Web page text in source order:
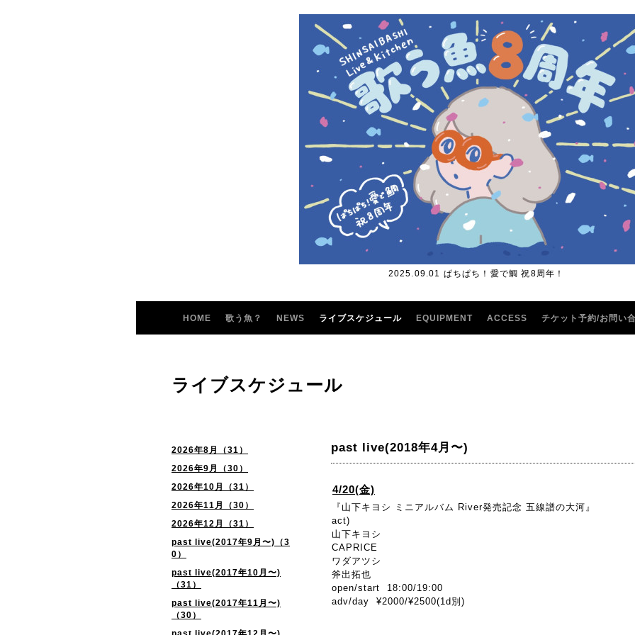
2025.09.01 ぱちぱち！愛で鯛 祝8周年！
HOME 歌う魚？ NEWS ライブスケジュール EQUIPMENT ACCESS チケット予約/お問い
2026年8月（31）
2026年9月（30）
2026年10月（31）
2026年11月（30）
2026年12月（31）
past live(2017年9月〜)（3
0）
past live(2017年10月〜)
（31）
past live(2017年11月〜)
（30）
ライブスケジュール
past live(2018年4月〜)
4/20(金)
『山下キヨシ ミニアルバム River発売記念 五線譜の大河』
act)
山下キヨシ
CAPRICE
ワダアツシ
斧出拓也
open/start 18:00/19:00
adv/day ¥2000/¥2500(1d別)